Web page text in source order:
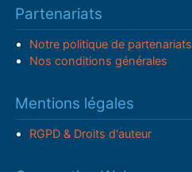
Partenariats
Notre politique de partenariats
Nos conditions générales
Mentions légales
RGPD & Droits d'auteur